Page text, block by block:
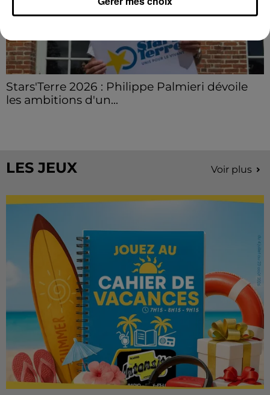
Stars'Terre 2026 : Philippe Palmieri dévoile
les ambitions d'un...
LES JEUX Voir plus